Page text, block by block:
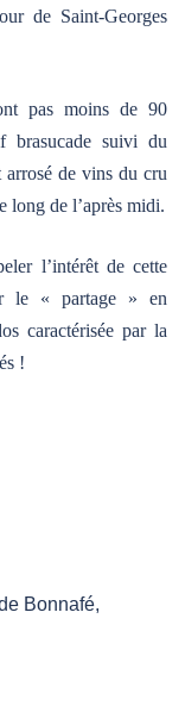
de Saint-Georges
pas moins de 90
brasucade suivi du
de vins du cru
long de l’après midi.
l’intérêt de cette
le « partage » en
caractérisée par la
!
Bonnafé,